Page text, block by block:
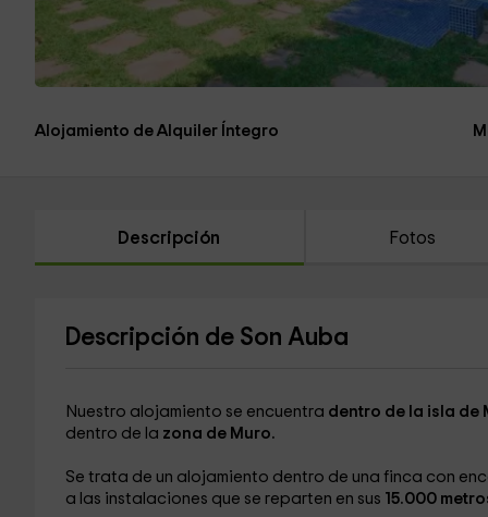
Alojamiento de Alquiler Íntegro
Descripción Fotos
Descripción de Son Auba
Nuestro alojamiento se encuentra dentro de la isla de
dentro de la zona de Muro.
Se trata de un alojamiento dentro de una finca con
a las instalaciones que se reparten en sus 15.000